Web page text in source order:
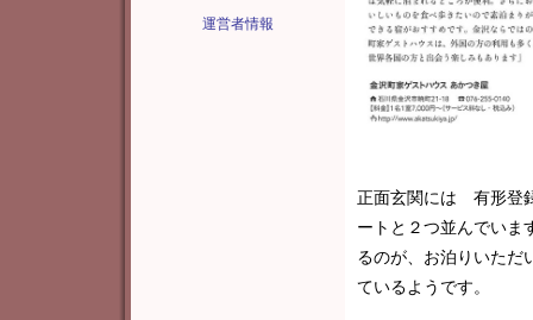
運営者情報
正面玄関には 有形登
ートと２つ並んでいま
るのが、お泊りいただ
ているようです。